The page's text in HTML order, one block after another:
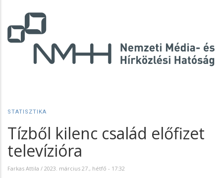
STATISZTIKA
Tízből kilenc család előfizet
televízióra
Farkas Attila / 2023. március 27., hétfő - 17:32